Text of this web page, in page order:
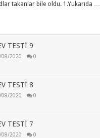
takanlar bile oldu. 1.Yukarıda …
TESTİ 9
08/2020 0
TESTİ 8
08/2020 0
TESTİ 7
08/2020 0